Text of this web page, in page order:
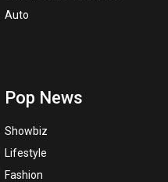
Auto
Pop News
Showbiz
Lifestyle
Fashion